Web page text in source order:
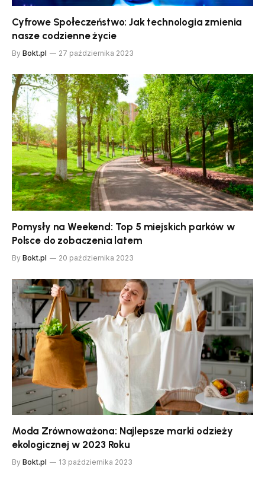
Cyfrowe Społeczeństwo: Jak technologia zmienia
nasze codzienne życie
By Bokt.pl 27 października 2023
Pomysły na Weekend: Top 5 miejskich parków w
Polsce do zobaczenia latem
By Bokt.pl 20 października 2023
Moda Zrównoważona: Najlepsze marki odzieży
ekologicznej w 2023 Roku
By Bokt.pl 13 października 2023